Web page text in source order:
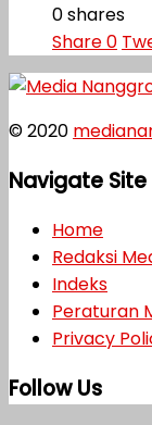
0 shares
Share0
© 2020
Navigate Site
Home
Redaksi
Indeks
Peraturan
Privacy
Follow Us